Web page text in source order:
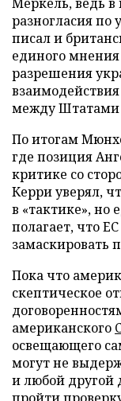
разногласия по
писал и
единого
разрешения
между Штатами
По итогам
где позиция
критике со
Керри уверял,
в «тактике», но
полагает, что
замаскировать
Пока что
скептическое
американского
освещающего
могут не
и любой другой